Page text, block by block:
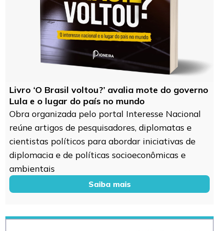
Livro ‘O Brasil voltou?’ avalia mote do governo
Lula e o lugar do país no mundo
Obra organizada pelo portal Interesse Nacional
reúne artigos de pesquisadores, diplomatas e
cientistas políticos para abordar iniciativas de
diplomacia e de políticas socioeconômicas e
ambientais
Saiba mais